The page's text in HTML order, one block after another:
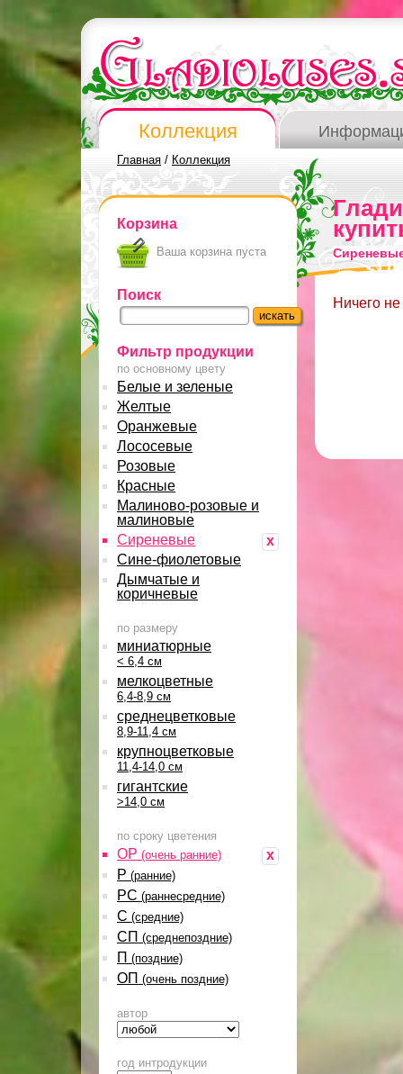
Коллекция
Главная / Коллекция
Корзина
Ваша корзина пуста
Поиск
Фильтр продукции
по основному цвету
Белые и зеленые
Желтые
Оранжевые
Лососевые
Розовые
Красные
Малиново-розовые и
малиновые
x
Сиреневые
Сине-фиолетовые
Дымчатые и
коричневые
по размеру
миниатюрные
< 6,4 см
мелкоцветные
6,4-8,9 см
среднецветковые
8,9-11,4 см
крупноцветковые
11,4-14,0 см
гигантские
>14,0 см
по сроку цветения
x
ОР (очень ранние)
Р (ранние)
РС (раннесредние)
С (средние)
СП (среднепоздние)
П (поздние)
ОП (очень поздние)
автор
год интродукции
Ничего